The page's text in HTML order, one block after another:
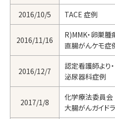
2016/10/5 TACE 症例
2016/11/16
R)MMK・卵巣
直腸がんケモ症
2016/12/7
認定看護師より
泌尿器科症例
2017/1/8
化学療法委員会
大腸がんガイド